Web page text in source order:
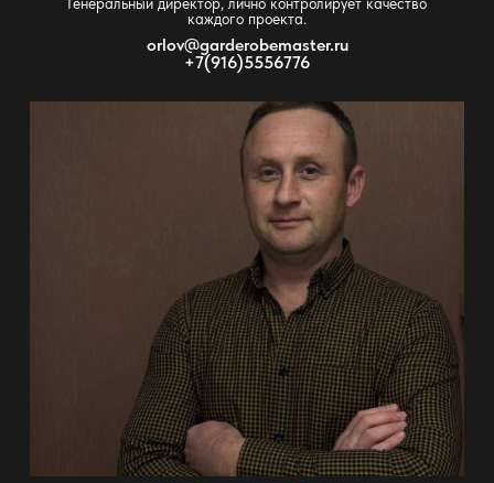
каждого проекта.
orlov@garderobemaster.ru
+7(916)5556776